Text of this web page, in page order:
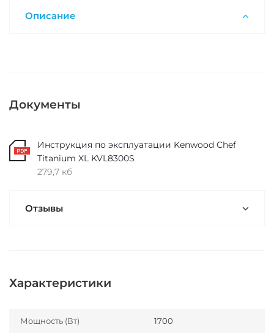
Описание
Документы
Инструкция по эксплуатации Kenwood Chef
Titanium XL KVL8300S
279,7 кб
Отзывы
Характеристики
Мощность (Вт) 1700